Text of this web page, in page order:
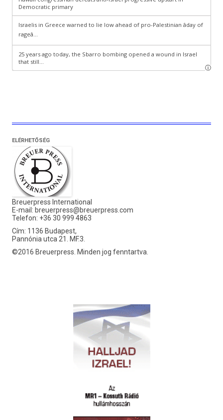
ELÉRHETŐSÉG
Breuerpress International
E-mail: breuerpress@breuerpress.com
Telefon: +36 30 999 4863
Cím: 1136 Budapest,
Pannónia utca 21. MF.3.
©2016 Breuerpress. Minden jog fenntartva.